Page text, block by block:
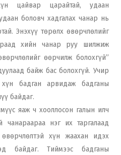
цайвар царайтай, удаан
боловч хадгалах чанар нь
Энэхүү төрөлх өвөрчлөлийг
хийн чанар руу шилжиж
өөрчилж болохгүй”
байж бас болохгүй. Учир
бадган арвидаж бадганы
байдаг.
яаж ч хооллосон галын илч
чанараараа нэг их таргалаад
хүн жаахан идэх
байдаг. Тиймээс бадганы